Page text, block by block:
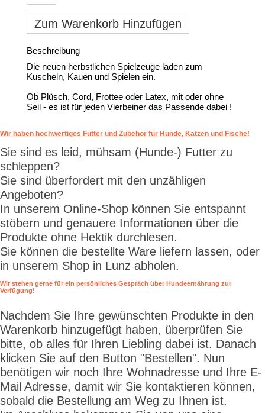
Zum Warenkorb Hinzufügen
Beschreibung
Die neuen herbstlichen Spielzeuge laden zum
Kuscheln, Kauen und Spielen ein.
Ob Plüsch, Cord, Frottee oder Latex, mit oder ohne
Seil - es ist für jeden Vierbeiner das Passende dabei !
Wir haben hochwertiges Futter und Zubehör für Hunde, Katzen und Fische!
Sie sind es leid, mühsam (Hunde-) Futter zu
schleppen?
Sie sind überfordert mit den unzähligen
Angeboten?
In unserem Online-Shop können Sie entspannt
stöbern und genauere Informationen über die
Produkte ohne Hektik durchlesen.
Sie können die bestellte Ware liefern lassen, oder
in unserem Shop in Lunz abholen.
Wir stehen gerne für ein persönliches Gespräch über Hundeernährung zur
Verfügung!
Nachdem Sie Ihre gewünschten Produkte in den
Warenkorb hinzugefügt haben, überprüfen Sie
bitte, ob alles für Ihren Liebling dabei ist. Danach
klicken Sie auf den Button "Bestellen". Nun
benötigen wir noch Ihre Wohnadresse und Ihre E-
Mail Adresse, damit wir Sie kontaktieren können,
sobald die Bestellung am Weg zu Ihnen ist.